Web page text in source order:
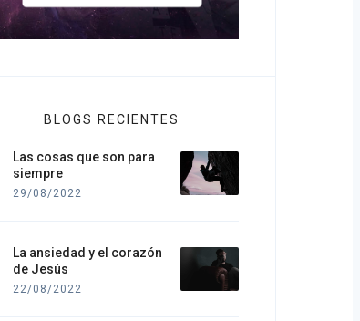
BLOGS RECIENTES
Las cosas que son para
siempre
29/08/2022
La ansiedad y el corazón
de Jesús
22/08/2022